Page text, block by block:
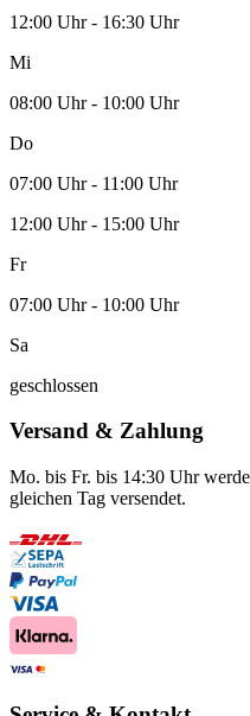
12:00 Uhr - 16:30 Uhr
Mi
08:00 Uhr - 10:00 Uhr
Do
07:00 Uhr - 11:00 Uhr
12:00 Uhr - 15:00 Uhr
Fr
07:00 Uhr - 10:00 Uhr
Sa
geschlossen
Versand & Zahlung
Mo. bis Fr. bis 14:30 Uhr
gleichen Tag versendet.